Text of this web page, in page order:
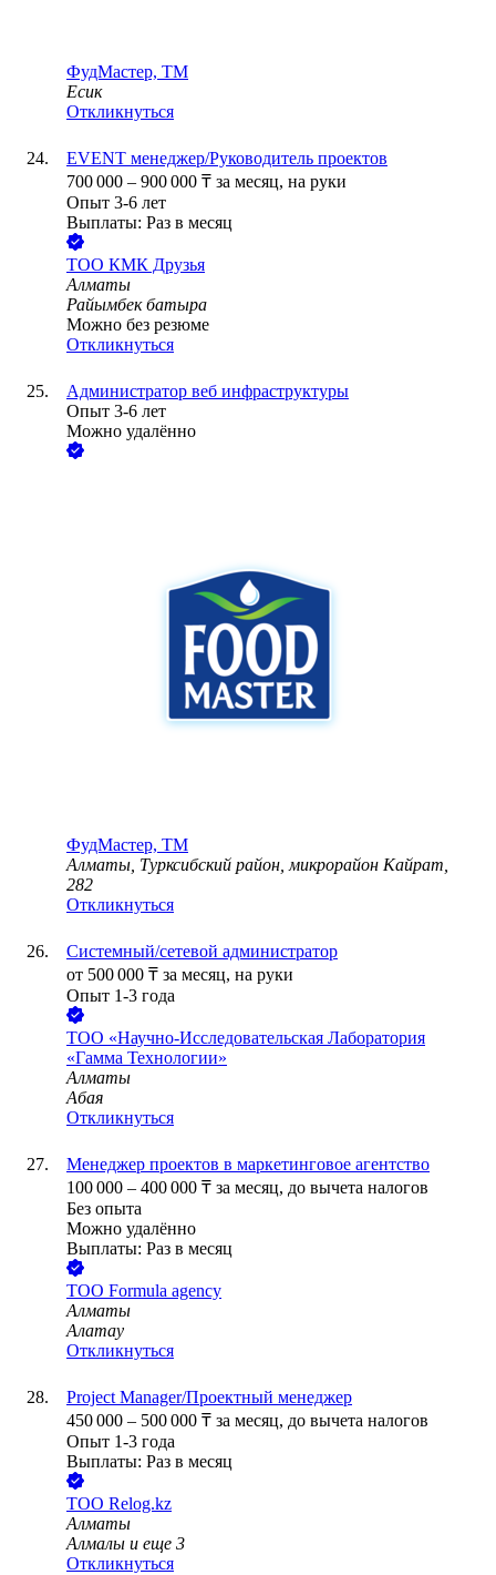
ФудМастер, ТМ
Есик
Откликнуться
EVENT менеджер/Руководитель проектов
700 000 – 900 000 ₸ за месяц, на руки
Опыт 3-6 лет
Выплаты: Раз в месяц
ТОО КМК Друзья
Алматы
Райымбек батыра
Можно без резюме
Откликнуться
Администратор веб инфраструктуры
Опыт 3-6 лет
Можно удалённо
ФудМастер, ТМ
Алматы, Турксибский район, микрорайон Кайрат,
282
Откликнуться
Системный/сетевой администратор
от 500 000 ₸ за месяц, на руки
Опыт 1-3 года
ТОО «Научно-Исследовательская Лаборатория
«Гамма Технологии»
Алматы
Абая
Откликнуться
Менеджер проектов в маркетинговое агентство
100 000 – 400 000 ₸ за месяц, до вычета налогов
Без опыта
Можно удалённо
Выплаты: Раз в месяц
ТОО Formula agency
Алматы
Алатау
Откликнуться
Project Manager/Проектный менеджер
450 000 – 500 000 ₸ за месяц, до вычета налогов
Опыт 1-3 года
Выплаты: Раз в месяц
ТОО Relog.kz
Алматы
Алмалы и еще 3
Откликнуться